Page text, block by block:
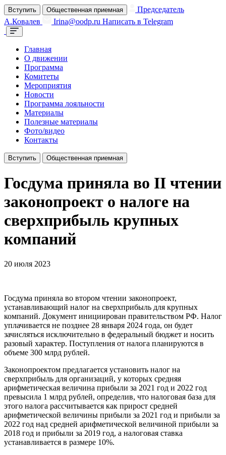
Вступить Общественная приемная
Председатель
А.Ковалев
Irina@oodp.ru Написать в Telegram
Главная
О движении
Программа
Комитеты
Мероприятия
Новости
Программа лояльности
Материалы
Полезные материалы
Фото/видео
Контакты
Вступить Общественная приемная
Госдума приняла во II чтении
законопроект о налоге на
сверхприбыль крупных
компаний
20 июля 2023
Госдума приняла во втором чтении законопроект,
устанавливающий налог на сверхприбыль для крупных
компаний. Документ инициирован правительством РФ. Налог
уплачивается не позднее 28 января 2024 года, он будет
зачисляться исключительно в федеральный бюджет и носить
разовый характер. Поступления от налога планируются в
объеме 300 млрд рублей.
Законопроектом предлагается установить налог на
сверхприбыль для организаций, у которых средняя
арифметическая величина прибыли за 2021 год и 2022 год
превысила 1 млрд рублей, определив, что налоговая база для
этого налога рассчитывается как прирост средней
арифметической величины прибыли за 2021 год и прибыли за
2022 год над средней арифметической величиной прибыли за
2018 год и прибыли за 2019 год, а налоговая ставка
устанавливается в размере 10%.